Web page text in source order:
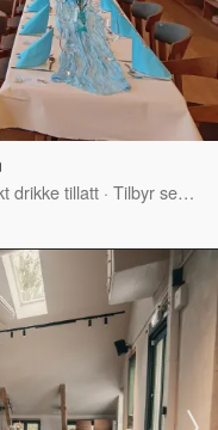
drikke tillatt · Tilbyr servering